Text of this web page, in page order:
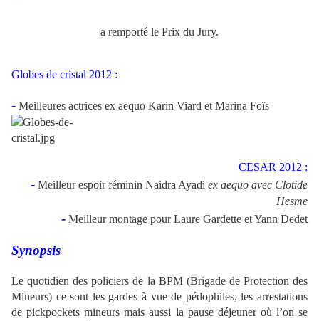
a remporté le Prix du Jury.
Globes de cristal 2012 :
- Meilleures actrices ex aequo Karin Viard et Marina Foïs
CESAR 2012 :
- Meilleur espoir féminin Naidra Ayadi ex aequo avec Clotide
Hesme
- Meilleur montage pour Laure Gardette et Yann Dedet
Synopsis
Le quotidien des policiers de la BPM (Brigade de Protection des
Mineurs) ce sont les gardes à vue de pédophiles, les arrestations
de pickpockets mineurs mais aussi la pause déjeuner où l’on se